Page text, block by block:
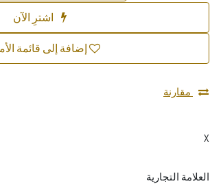
إضافة إلى قائمة
مقارنة
X
العلامة التجارية